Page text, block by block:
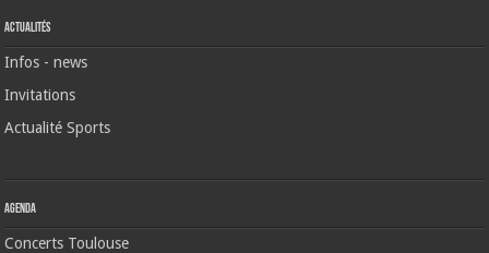
Actualités
Infos - news
Invitations
Actualité Sports
Agenda
Concerts Toulouse